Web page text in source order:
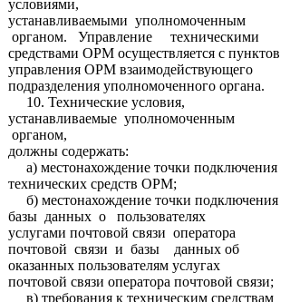
условиями,
устанавливаемыми уполномоченным
органом. Управление техническими
средствами ОРМ осуществляется с пунктов
управления ОРМ взаимодействующего
подразделения уполномоченного органа.
10. Технические условия,
устанавливаемые уполномоченным
органом,
должны содержать:
а) местонахождение точки подключения
технических средств ОРМ;
б) местонахождение точки подключения
базы данных о пользователях
услугами почтовой связи оператора
почтовой связи и базы данных об
оказанных пользователям услугах
почтовой связи оператора почтовой связи;
в) требования к техническим средствам